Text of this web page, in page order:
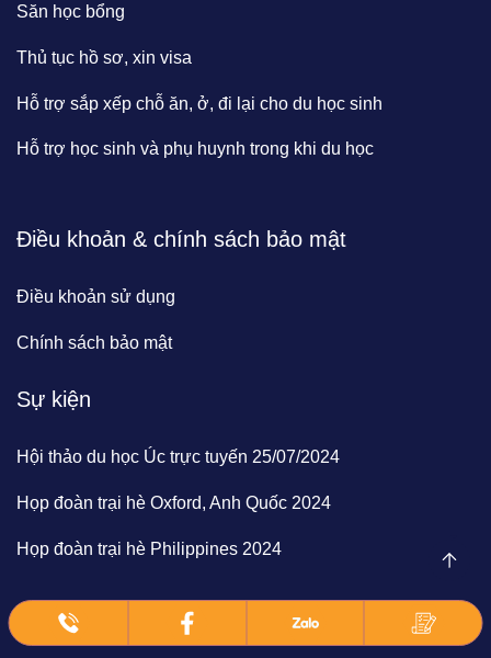
Săn học bổng
Thủ tục hồ sơ, xin visa
Hỗ trợ sắp xếp chỗ ăn, ở, đi lại cho du học sinh
Hỗ trợ học sinh và phụ huynh trong khi du học
Điều khoản & chính sách bảo mật
Điều khoản sử dụng
Chính sách bảo mật
Sự kiện
Hội thảo du học Úc trực tuyến 25/07/2024
Họp đoàn trại hè Oxford, Anh Quốc 2024
Họp đoàn trại hè Philippines 2024
© 2024 | BrainClick Vietnam